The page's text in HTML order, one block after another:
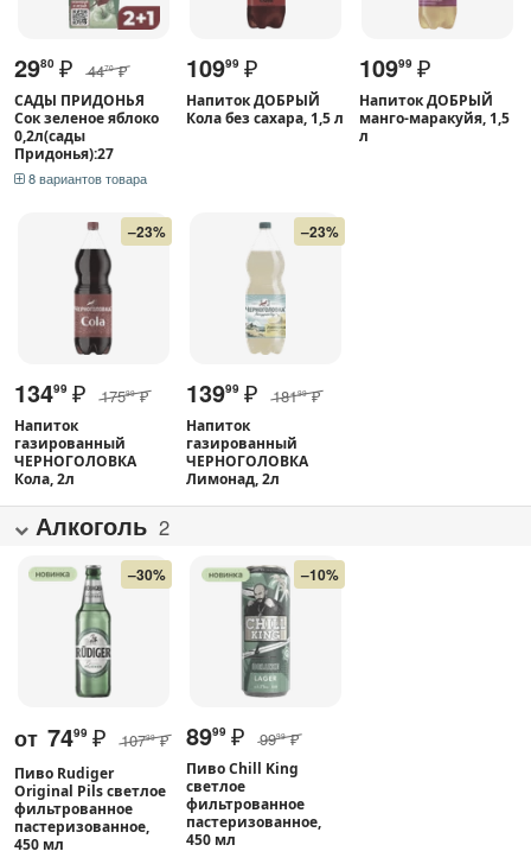
2980 ₽ 4470 ₽
САДЫ ПРИДОНЬЯ
Сок зеленое яблоко
0,2л(сады
Придонья):27
8 вариантов товара
10999 ₽
Напиток ДОБРЫЙ
Кола без сахара, 1,5 л
10999 ₽
Напиток ДОБРЫЙ
манго-маракуйя, 1,5
л
–23%
13499 ₽ 17599 ₽
Напиток
газированный
ЧЕРНОГОЛОВКА
Кола, 2л
–23%
13999 ₽ 18199 ₽
Напиток
газированный
ЧЕРНОГОЛОВКА
Лимонад, 2л
Алкоголь 2
–30%
от 7499 ₽ 10799 ₽
Пиво Rudiger
Original Pils светлое
фильтрованное
пастеризованное,
450 мл
–10%
8999 ₽ 9999 ₽
Пиво Chill King
светлое
фильтрованное
пастеризованное,
450 мл